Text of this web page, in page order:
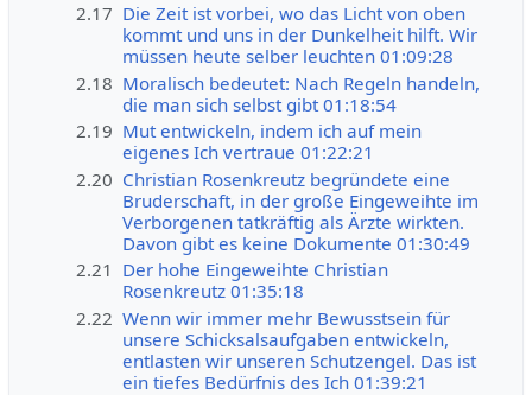
2.17 Die Zeit ist vorbei, wo das Licht von oben
kommt und uns in der Dunkelheit hilft. Wir
müssen heute selber leuchten 01:09:28
2.18 Moralisch bedeutet: Nach Regeln handeln,
die man sich selbst gibt 01:18:54
2.19 Mut entwickeln, indem ich auf mein
eigenes Ich vertraue 01:22:21
2.20 Christian Rosenkreutz begründete eine
Bruderschaft, in der große Eingeweihte im
Verborgenen tatkräftig als Ärzte wirkten.
Davon gibt es keine Dokumente 01:30:49
2.21 Der hohe Eingeweihte Christian
Rosenkreutz 01:35:18
2.22 Wenn wir immer mehr Bewusstsein für
unsere Schicksalsaufgaben entwickeln,
entlasten wir unseren Schutzengel. Das ist
ein tiefes Bedürfnis des Ich 01:39:21